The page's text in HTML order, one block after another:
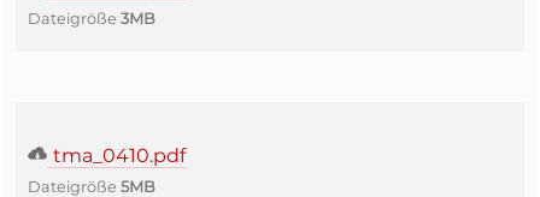
Dateigröße 3MB
tma_0410.pdf
Dateigröße 5MB